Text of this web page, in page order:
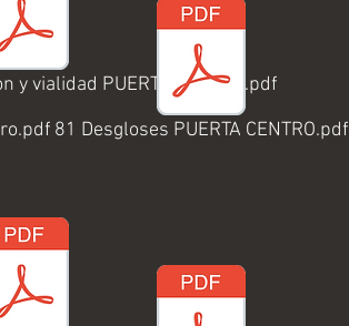
y vialidad PUERTA CENTRO.pdf
81 Desgloses PUERTA CENTRO.pdf